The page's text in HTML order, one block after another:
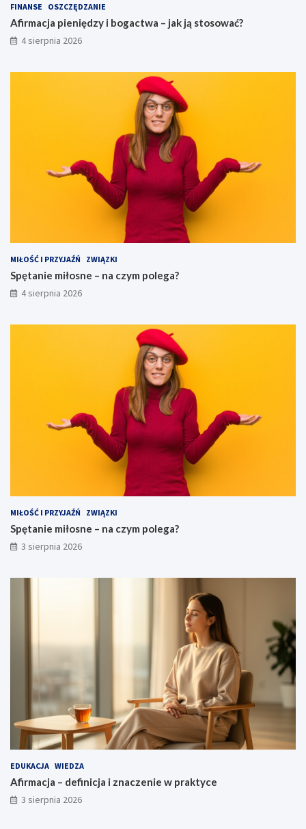
FINANSE OSZCZĘDZANIE
Afirmacja pieniędzy i bogactwa – jak ją stosować?
4 sierpnia 2026
MIŁOŚĆ I PRZYJAŹŃ ZWIĄZKI
Spętanie miłosne – na czym polega?
4 sierpnia 2026
MIŁOŚĆ I PRZYJAŹŃ ZWIĄZKI
Spętanie miłosne – na czym polega?
3 sierpnia 2026
EDUKACJA WIEDZA
Afirmacja – definicja i znaczenie w praktyce
3 sierpnia 2026